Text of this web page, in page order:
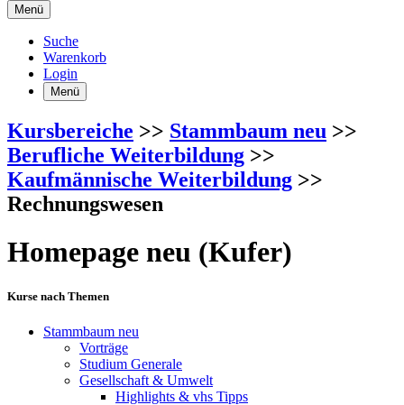
Menü
Suche
Warenkorb
Login
Menü
Kursbereiche >> Stammbaum neu >>
Berufliche Weiterbildung >>
Kaufmännische Weiterbildung >>
Rechnungswesen
Homepage neu (Kufer)
Kurse nach Themen
Stammbaum neu
Vorträge
Studium Generale
Gesellschaft & Umwelt
Highlights & vhs Tipps